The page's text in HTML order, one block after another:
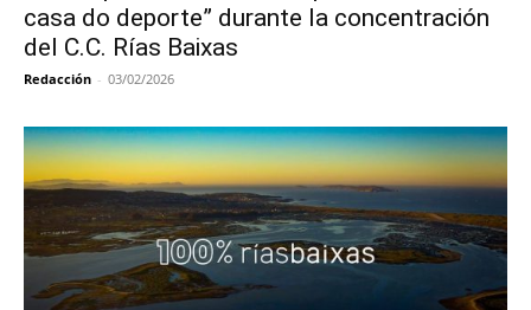
casa do deporte” durante la concentración
del C.C. Rías Baixas
Redacción - 03/02/2026